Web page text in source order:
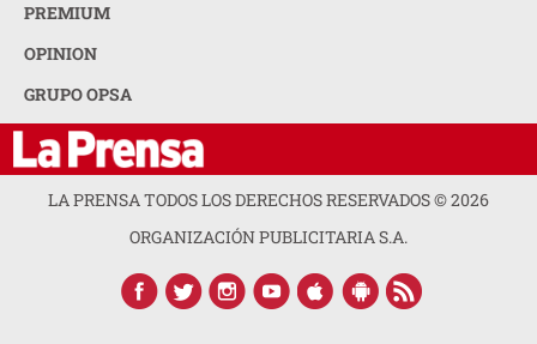
PREMIUM
OPINION
GRUPO OPSA
LA PRENSA TODOS LOS DERECHOS RESERVADOS ©2026
ORGANIZACIÓN PUBLICITARIA S.A.